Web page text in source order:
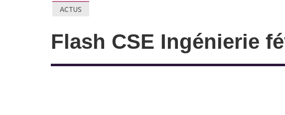
ACTUS
Flash CSE Ingénierie